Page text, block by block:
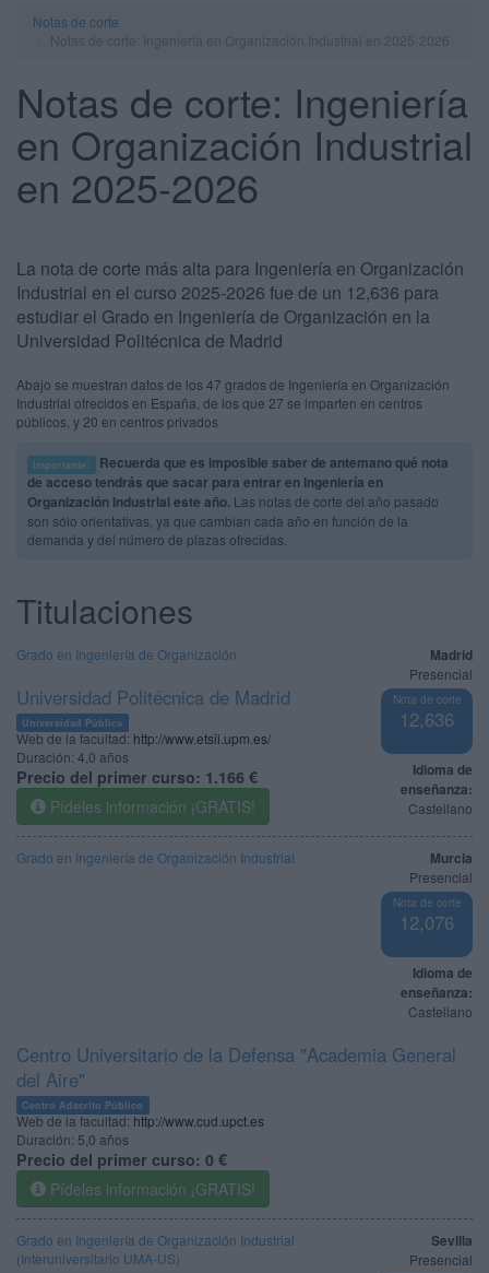
Notas de corte
Notas de corte: Ingeniería
en Organización Industrial
en 2025-2026
La nota de corte más alta para Ingeniería en Organización
Industrial en el curso 2025-2026 fue de un 12,636 para
estudiar el Grado en Ingeniería de Organización en la
Universidad Politécnica de Madrid
Abajo se muestran datos de los 47 grados de Ingeniería en Organización
Industrial ofrecidos en España, de los que 27 se imparten en centros
públicos, y 20 en centros privados
Importante:
Recuerda que es imposible saber de antemano qué nota
de acceso tendrás que sacar para entrar en Ingeniería en
Organización Industrial este año. Las notas de corte del año pasado
son sólo orientativas, ya que cambian cada año en función de la
demanda y del número de plazas ofrecidas.
Titulaciones
Madrid
Presencial
Nota de corte
12,636
Idioma de
enseñanza:
Castellano
Grado en Ingeniería de Organización
Universidad Politécnica de Madrid
Universidad Pública
Web de la facultad: http://www.etsii.upm.es/
Duración: 4,0 años
Precio del primer curso: 1.166 €
Pídeles información ¡GRATIS!
Murcia
Presencial
Nota de corte
12,076
Idioma de
enseñanza:
Castellano
Grado en Ingeniería de Organización Industrial
Centro Universitario de la Defensa "Academia General
del Aire"
Centro Adscrito Público
Web de la facultad:http://www.cud.upct.es
Duración: 5,0 años
Precio del primer curso: 0 €
Pídeles información ¡GRATIS!
Sevilla
Presencial
Grado en Ingeniería de Organización Industrial
(Interuniversitario UMA-US)